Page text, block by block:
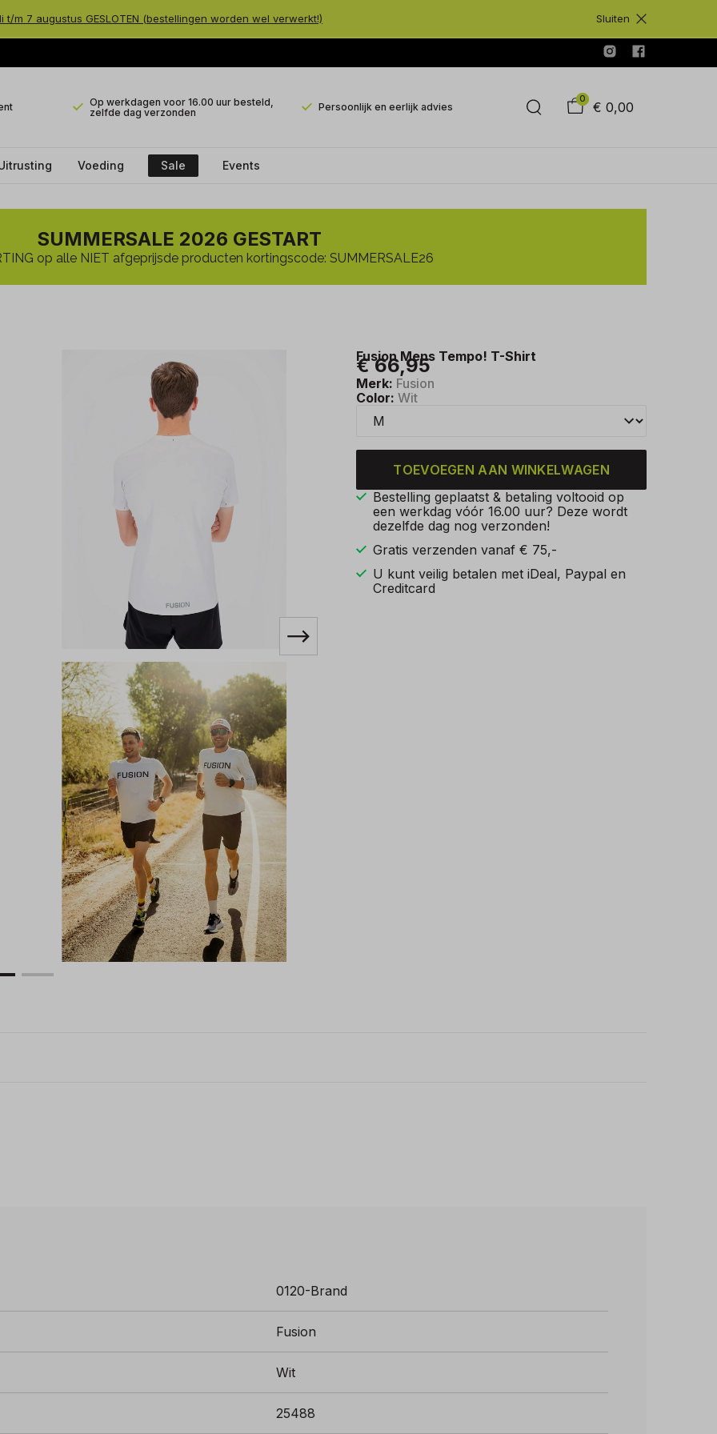
m 7 augustus GESLOTEN (bestellingen worden wel verwerkt!) Sluiten
Op werkdagen voor 16.00 uur besteld,
zelfde dag verzonden
Persoonlijk en eerlijk advies
0
€ 0,00
Voeding Sale Events
SUMMERSALE 2026 GESTART
op alle NIET afgeprijsde producten kortingscode: SUMMERSALE26
Fusion Mens Tempo! T-Shirt
€ 66,95
Merk: Fusion
Color: Wit
TOEVOEGEN AAN WINKELWAGEN
Bestelling geplaatst & betaling voltooid op
een werkdag vóór 16.00 uur? Deze wordt
dezelfde dag nog verzonden!
Gratis verzenden vanaf € 75,-
U kunt veilig betalen met iDeal, Paypal en
Creditcard
0120-Brand
Fusion
Wit
25488